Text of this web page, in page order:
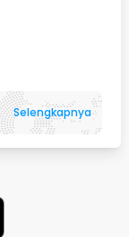
Selengkapnya